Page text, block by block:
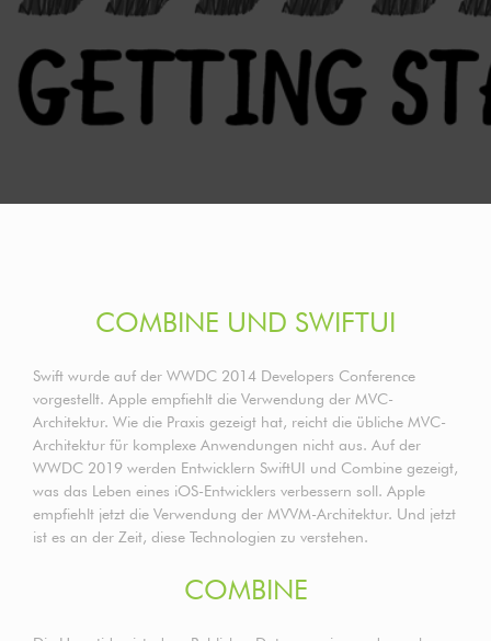
COMBINE UND SWIFTUI
Swift wurde auf der WWDC 2014 Developers Conference
vorgestellt. Apple empfiehlt die Verwendung der MVC-
Architektur. Wie die Praxis gezeigt hat, reicht die übliche MVC-
Architektur für komplexe Anwendungen nicht aus. Auf der
WWDC 2019 werden Entwicklern SwiftUI und Combine gezeigt,
was das Leben eines iOS-Entwicklers verbessern soll. Apple
empfiehlt jetzt die Verwendung der MVVM-Architektur. Und jetzt
ist es an der Zeit, diese Technologien zu verstehen.
COMBINE